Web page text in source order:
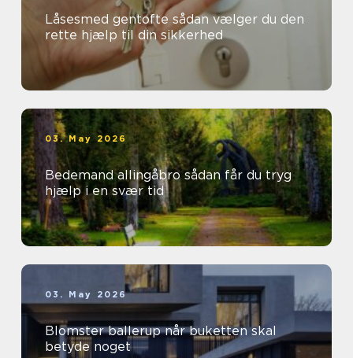
Låsesmed gentofte sådan vælger du den
rette hjælp til din sikkerhed
03. May 2026
Bedemand allingåbro sådan får du tryg
hjælp i en svær tid
03. May 2026
Blomster ballerup når buketten skal
betyde noget